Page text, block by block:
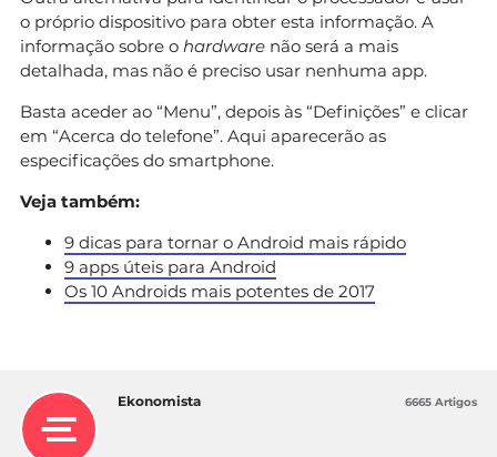
o próprio dispositivo para obter esta informação. A
informação sobre o hardware não será a mais
detalhada, mas não é preciso usar nenhuma app.
Basta aceder ao “Menu”, depois às “Definições” e clicar
em “Acerca do telefone”. Aqui aparecerão as
especificações do smartphone.
Veja também:
9 dicas para tornar o Android mais rápido
9 apps úteis para Android
Os 10 Androids mais potentes de 2017
Ekonomista 6665 Artigos